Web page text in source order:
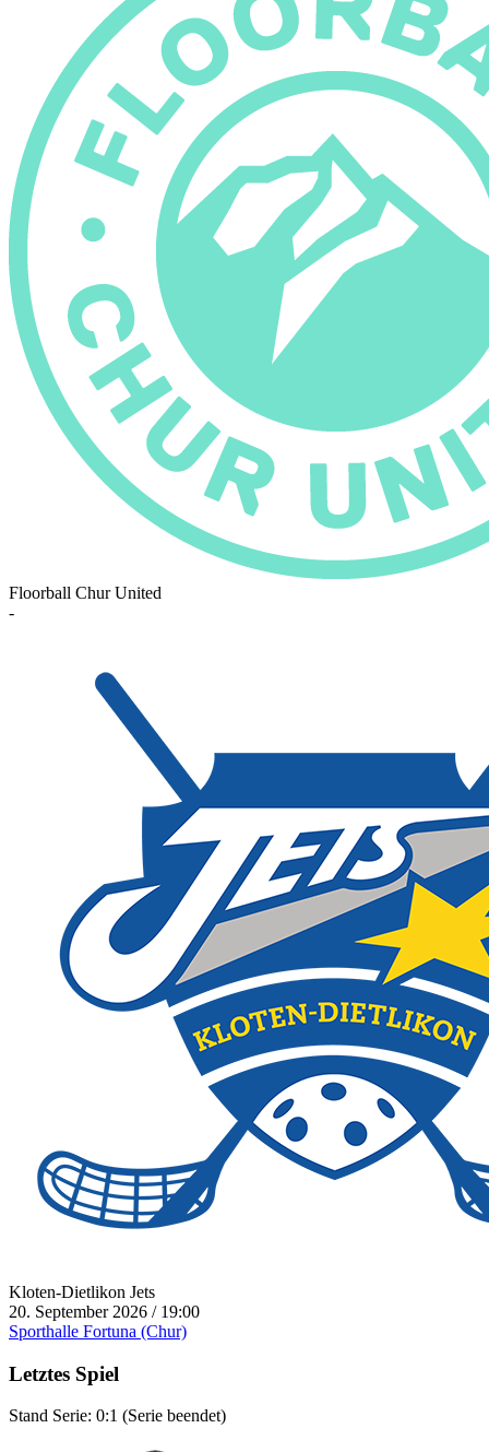
Floorball Chur United
-
Kloten-Dietlikon Jets
20. September 2026 / 19:00
Sporthalle Fortuna (Chur)
Letztes Spiel
Stand Serie: 0:1 (Serie beendet)